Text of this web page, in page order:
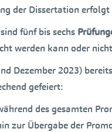
der Dissertation erfolgt
fünf bis sechs
werden kann oder
Dezember 2023)
gefeiert:
des gesamten
zur Übergabe der